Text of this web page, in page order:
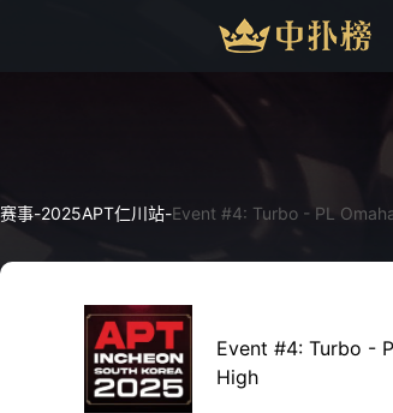
赛事-2025APT仁川站-Event #4: Turbo - PL
Event #4: Turbo -
High